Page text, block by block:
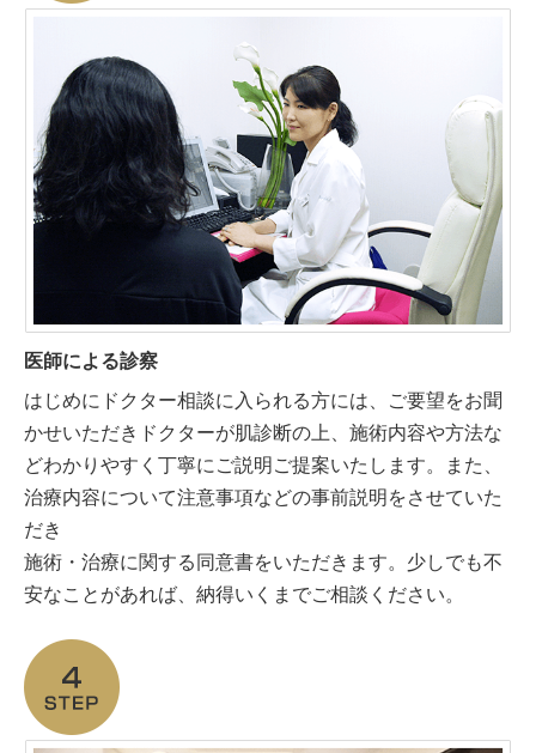
医師による診察
はじめにドクター相談に入られる方には、ご要望をお聞
かせいただきドクターが肌診断の上、施術内容や方法な
どわかりやすく丁寧にご説明ご提案いたします。また、
治療内容について注意事項などの事前説明をさせていた
だき
施術・治療に関する同意書をいただきます。少しでも不
安なことがあれば、納得いくまでご相談ください。